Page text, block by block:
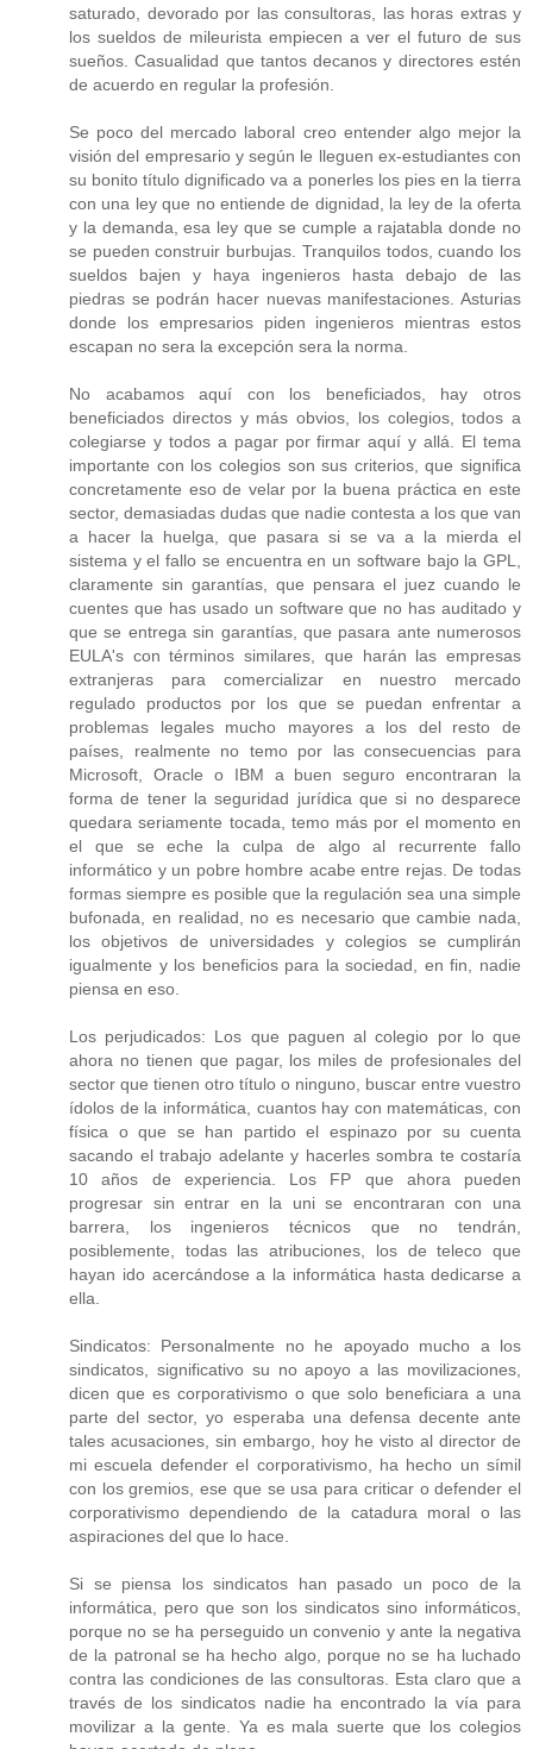
saturado, devorado por las consultoras, las horas extras y
los sueldos de mileurista empiecen a ver el futuro de sus
sueños. Casualidad que tantos decanos y directores estén
de acuerdo en regular la profesión.
Se poco del mercado laboral creo entender algo mejor la
visión del empresario y según le lleguen ex-estudiantes con
su bonito título dignificado va a ponerles los pies en la tierra
con una ley que no entiende de dignidad, la ley de la oferta
y la demanda, esa ley que se cumple a rajatabla donde no
se pueden construir burbujas. Tranquilos todos, cuando los
sueldos bajen y haya ingenieros hasta debajo de las
piedras se podrán hacer nuevas manifestaciones. Asturias
donde los empresarios piden ingenieros mientras estos
escapan no sera la excepción sera la norma.
No acabamos aquí con los beneficiados, hay otros
beneficiados directos y más obvios, los colegios, todos a
colegiarse y todos a pagar por firmar aquí y allá. El tema
importante con los colegios son sus criterios, que significa
concretamente eso de velar por la buena práctica en este
sector, demasiadas dudas que nadie contesta a los que van
a hacer la huelga, que pasara si se va a la mierda el
sistema y el fallo se encuentra en un software bajo la GPL,
claramente sin garantías, que pensara el juez cuando le
cuentes que has usado un software que no has auditado y
que se entrega sin garantías, que pasara ante numerosos
EULA's con términos similares, que harán las empresas
extranjeras para comercializar en nuestro mercado
regulado productos por los que se puedan enfrentar a
problemas legales mucho mayores a los del resto de
países, realmente no temo por las consecuencias para
Microsoft, Oracle o IBM a buen seguro encontraran la
forma de tener la seguridad jurídica que si no desparece
quedara seriamente tocada, temo más por el momento en
el que se eche la culpa de algo al recurrente fallo
informático y un pobre hombre acabe entre rejas. De todas
formas siempre es posible que la regulación sea una simple
bufonada, en realidad, no es necesario que cambie nada,
los objetivos de universidades y colegios se cumplirán
igualmente y los beneficios para la sociedad, en fin, nadie
piensa en eso.
Los perjudicados: Los que paguen al colegio por lo que
ahora no tienen que pagar, los miles de profesionales del
sector que tienen otro título o ninguno, buscar entre vuestro
ídolos de la informática, cuantos hay con matemáticas, con
física o que se han partido el espinazo por su cuenta
sacando el trabajo adelante y hacerles sombra te costaría
10 años de experiencia. Los FP que ahora pueden
progresar sin entrar en la uni se encontraran con una
barrera, los ingenieros técnicos que no tendrán,
posiblemente, todas las atribuciones, los de teleco que
hayan ido acercándose a la informática hasta dedicarse a
ella.
Sindicatos: Personalmente no he apoyado mucho a los
sindicatos, significativo su no apoyo a las movilizaciones,
dicen que es corporativismo o que solo beneficiara a una
parte del sector, yo esperaba una defensa decente ante
tales acusaciones, sin embargo, hoy he visto al director de
mi escuela defender el corporativismo, ha hecho un símil
con los gremios, ese que se usa para criticar o defender el
corporativismo dependiendo de la catadura moral o las
aspiraciones del que lo hace.
Si se piensa los sindicatos han pasado un poco de la
informática, pero que son los sindicatos sino informáticos,
porque no se ha perseguido un convenio y ante la negativa
de la patronal se ha hecho algo, porque no se ha luchado
contra las condiciones de las consultoras. Esta claro que a
través de los sindicatos nadie ha encontrado la vía para
movilizar a la gente. Ya es mala suerte que los colegios